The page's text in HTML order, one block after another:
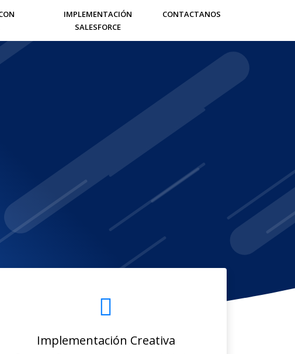
IMPLEMENTACIÓN
SALESFORCE
CONTACTANOS
Implementación Creativa